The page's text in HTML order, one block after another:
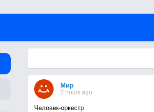
Мир
2 hours ago
Человек-оркестр